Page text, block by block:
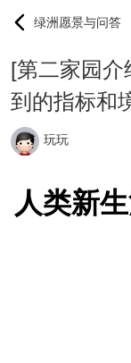
绿洲愿景与问答
[第二家园介
到的指标和
玩玩
人类新